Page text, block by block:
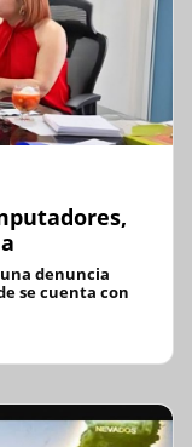
denuncia
se cuenta con